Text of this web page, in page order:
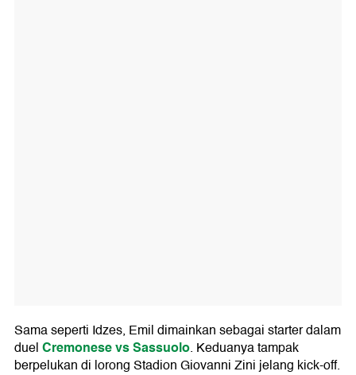
Sama seperti Idzes, Emil dimainkan sebagai starter dalam
duelCremonese vs Sassuolo. Keduanya tampak
berpelukan di lorong Stadion Giovanni Zini jelang kick-off.